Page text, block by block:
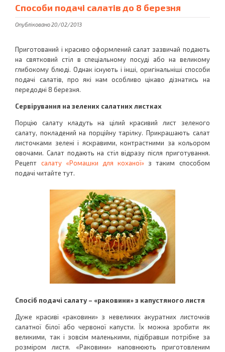
Способи подачі салатів до 8 березня
Опубліковано 20/02/2013
Приготований і красиво оформлений салат зазвичай подають
на святковий стіл в спеціальному посуді або на великому
глибокому блюді. Однак існують і інші, оригінальніші способи
подачі салатів, про які нам особливо цікаво дізнатись на
передодні 8 березня.
Сервірування на зелених салатних листках
Порцію салату кладуть на цілий красивий лист зеленого
салату, покладений на порційну тарілку. Прикрашають салат
листочками зелені і яскравими, контрастними за кольором
овочами. Салат подають на стіл відразу після приготування.
Рецепт салату «Ромашки для коханої» з таким способом
подачі читайте тут.
Спосіб подачі салату – «раковини» з капустяного листя
Дуже красиві «раковини» з невеликих акуратних листочків
салатної білої або червоної капусти. Їх можна зробити як
великими, так і зовсім маленькими, підібравши потрібне за
розміром листя. «Раковини» наповнюють приготовленим